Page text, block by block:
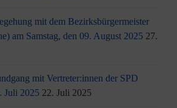
mit dem Bezirksbürgermeister
am Samstag, den 09. August 2025 27.
mit Vertreter:innen der SPD
Juli 2025 22. Juli 2025